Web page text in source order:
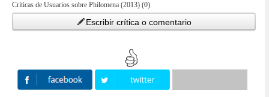
Críticas de Usuarios sobre Philomena (2013) (0)
Escribir crítica o comentario